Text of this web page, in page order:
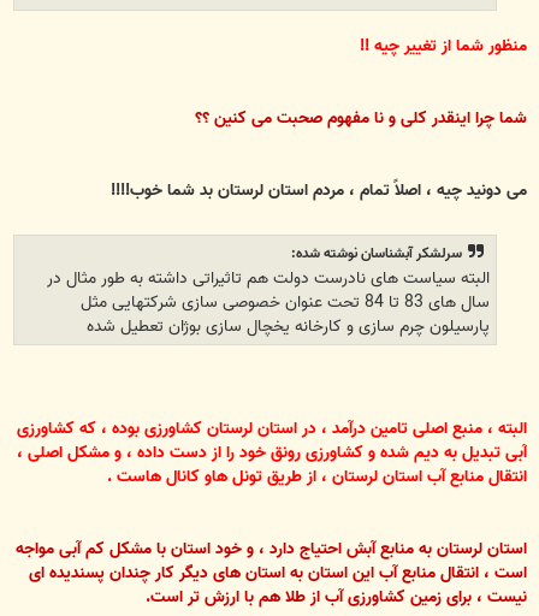
منظور شما از تغییر چیه !!
شما چرا اینقدر کلی و نا مفهوم صحبت می کنین ؟؟
می دونید چیه ، اصلاً تمام ، مردم استان لرستان بد شما خوب!!!!
سرلشکر آبشناسان نوشته شده:
البته سیاست های نادرست دولت هم تاثیراتی داشته به طور مثال در
سال های 83 تا 84 تحت عنوان خصوصی سازی شرکتهایی مثل
پارسیلون چرم سازی و کارخانه یخچال سازی بوژان تعطیل شده
البته ، منبع اصلی تامین درآمد ، در استان لرستان کشاورزی بوده ، که کشاورزی
آبی تبدیل به دیم شده و کشاورزی رونق خود را از دست داده ، و مشکل اصلی ،
انتقال منابع آب استان لرستان ، از طریق تونل هاو کانال هاست .
استان لرستان به منابع آبش احتیاج دارد ، و خود استان با مشکل کم آبی مواجه
است ، انتقال منابع آب این استان به استان های دیگر کار چندان پسندیده ای
نیست ، برای زمین کشاورزی آب از طلا هم با ارزش تر است.